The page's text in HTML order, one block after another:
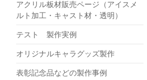
アクリル板材販売ページ（アイスメ
ルト加工・キャスト材・透明）
テスト 製作実例
オリジナルキャラグッズ製作
表彰記念品などの製作事例